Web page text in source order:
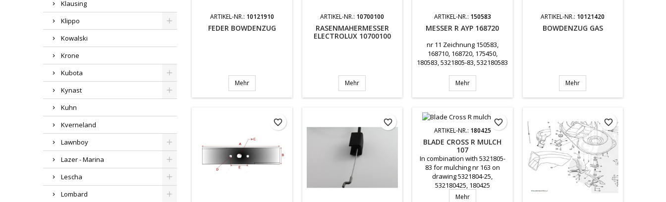
Klausing
Klippo
Kowalski
Krone
Kubota
Kynast
Kuhn
Kverneland
Lawnboy
Lazer - Marina
Lescha
Lombard
ARTIKEL-NR.: 10121910
FEDER BOWDENZUG
Mehr
ARTIKEL-NR.: 10700100
RASENMAHERMESSER
ELECTROLUX 10700100
Mehr
ARTIKEL-NR.: 150583
MESSER R AYP 168720
nr 11 Zeichnung 150583,
168710, 168720, 175450,
180583, 5321805-83, 532180583
Mehr
ARTIKEL-NR.: 10121420
BOWDENZUG GAS
Mehr
favorite_border favorite_border
ARTIKEL-NR.: 180425
BLADE CROSS R MULCH
107
In combination with 5321805-
83 for mulching nr 163 on
drawing 5321804-25,
532180425, 180425
Mehr
favorite_border favorite_border